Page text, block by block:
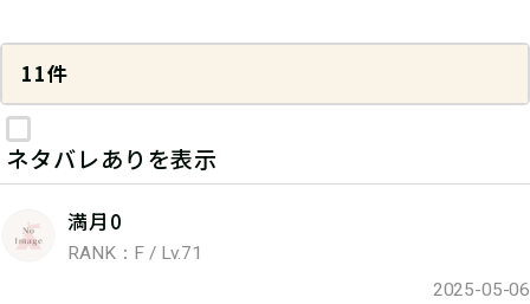
11件
ネタバレありを表示
満月0
RANK：F / Lv.71
2025-05-06